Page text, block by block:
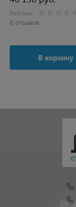
Рейтинг:
0 отзывов
В корзину